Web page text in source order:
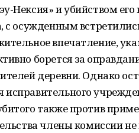
Нексия» и убийством
с осужденным
впечатление,
борется за
деревни. Однако
также против
члены комиссии